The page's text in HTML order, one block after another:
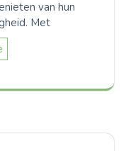
van hun
Met